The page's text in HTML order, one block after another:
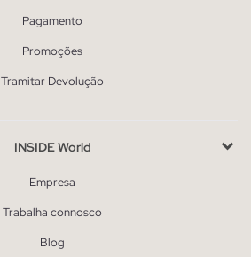
Pagamento
Promoções
Tramitar Devolução
INSIDE World
Empresa
Trabalha connosco
Blog